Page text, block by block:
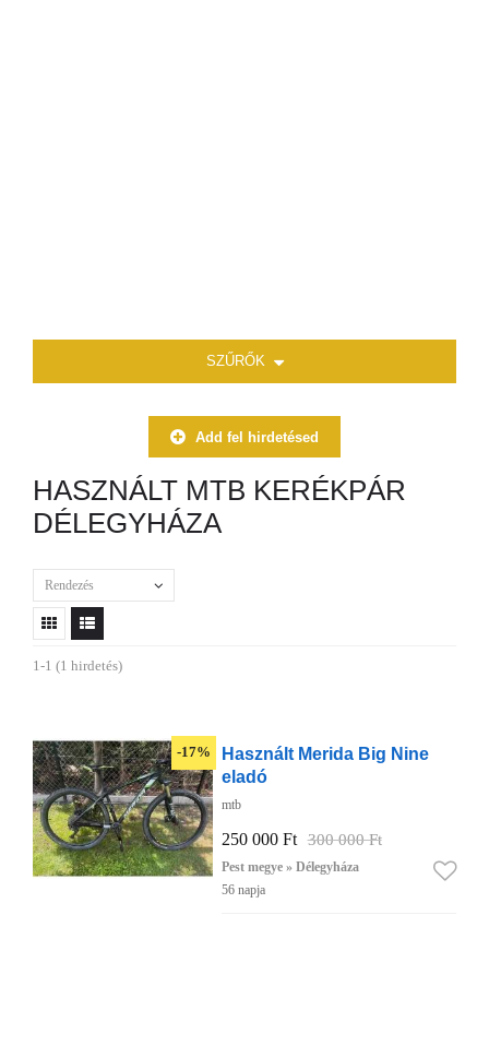
SZŰRŐK
Add fel hirdetésed
HASZNÁLT MTB KERÉKPÁR
DÉLEGYHÁZA
Rendezés
1-1 (1 hirdetés)
-17%
Használt Merida Big Nine
eladó
mtb
250 000 Ft 300 000 Ft
Pest megye » Délegyháza
56 napja